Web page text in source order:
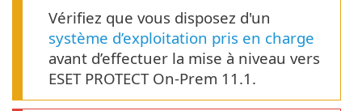
Vérifiez que vous disposez d'un
système d’exploitation pris en charge
avant d’effectuer la mise à niveau vers
ESET PROTECT On-Prem 11.1.